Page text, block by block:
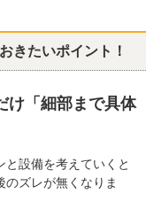
きたいポイント！
け「細部まで具体
と設備を考えていくと
のズレが無くなりま